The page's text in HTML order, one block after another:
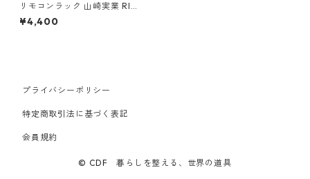
リモコンラック 山崎実業 RIN
リン 石こうボード壁対応 タブ
レット＆リモコンホルダー ブ
¥4,400
プライバシーポリシー
特定商取引法に基づく表記
会員規約
© CDF 暮らしを整える、世界の道具